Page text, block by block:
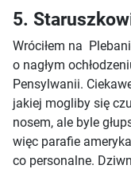
5.
Wróciłem na
o nagłym
Pensylwanii.
jakiej mogliby się
nosem, ale byle
więc parafie
co personalne.